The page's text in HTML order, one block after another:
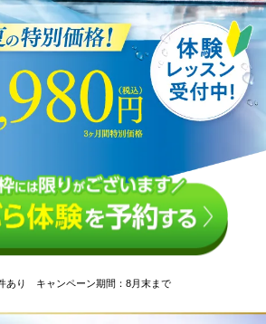
あり キャンペーン期間：8月末まで